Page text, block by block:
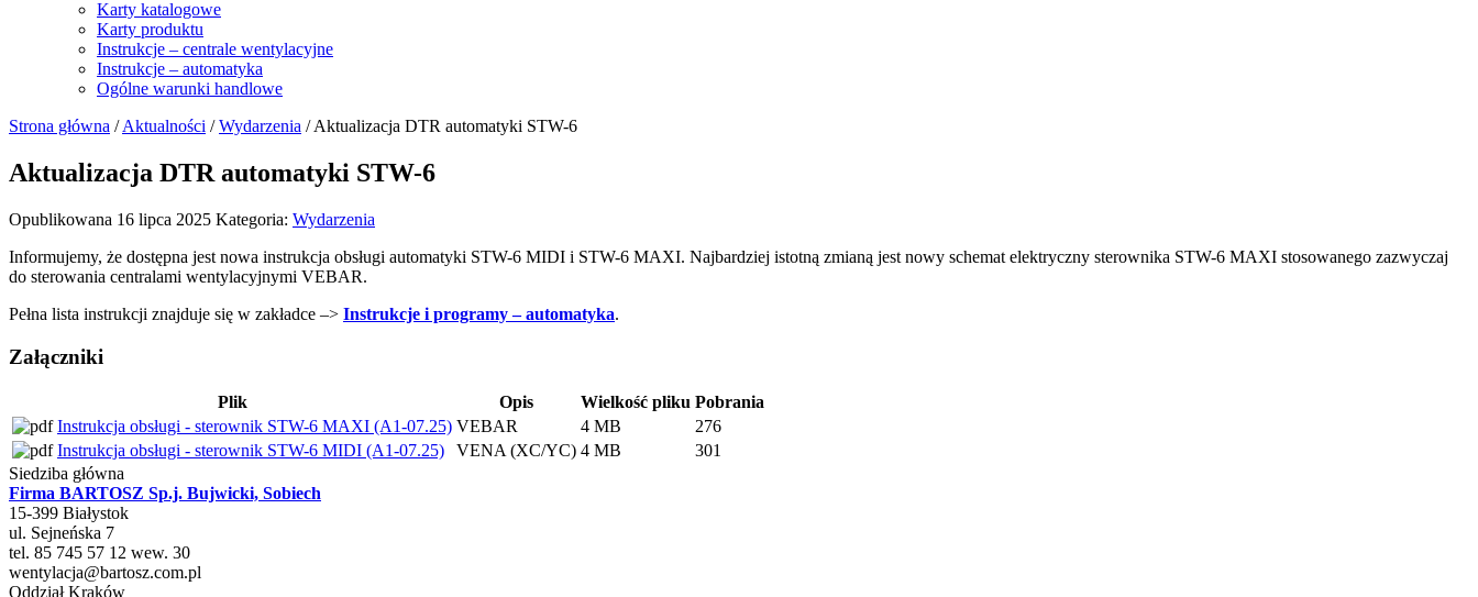
Karty katalogowe
Karty produktu
Instrukcje – centrale wentylacyjne
Instrukcje – automatyka
Ogólne warunki handlowe
Strona główna /Aktualności /Wydarzenia /Aktualizacja DTR automatyki STW-6
Aktualizacja DTR automatyki STW-6
Opublikowana 16 lipca 2025 Kategoria: Wydarzenia
Informujemy, że dostępna jest nowa instrukcja obsługi automatyki STW-6 MIDI i STW-6 MAXI. Najbardziej istotną zmianą jest nowy schemat elektryczny sterownika STW-6 MAXI stosowanego zazwyczaj
do sterowania centralami wentylacyjnymi VEBAR.
Pełna lista instrukcji znajduje się w zakładce –> Instrukcje i programy – automatyka.
Załączniki
Plik Opis Wielkość pliku Pobrania
Instrukcja obsługi - sterownik STW-6 MAXI (A1-07.25) VEBAR 4 MB
276
Instrukcja obsługi - sterownik STW-6 MIDI (A1-07.25)
VENA (XC/YC) 4 MB
301
Siedziba główna
Firma BARTOSZ Sp.j. Bujwicki, Sobiech
15-399 Białystok
ul. Sejneńska 7
tel. 85 745 57 12 wew. 30
wentylacja@bartosz.com.pl
Oddział Kraków